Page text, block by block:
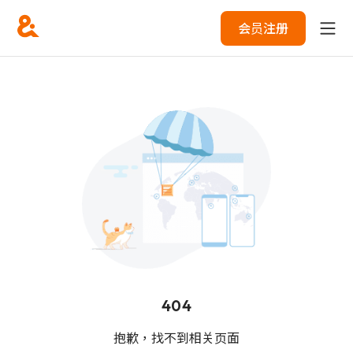
会员注册
404
抱歉，找不到相关页面